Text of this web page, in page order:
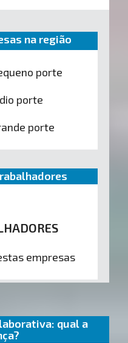
na região
porte
porte
porte
empresas
qual a